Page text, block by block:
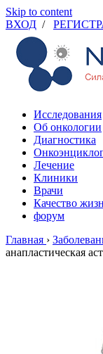
Skip to content
ВХОД /
Исследования
Об онкологии
Диагностика
Лечение
Клиники
Врачи
Качество
форум
Главная ›
анапластическая